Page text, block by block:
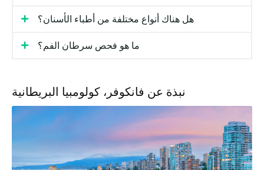
هل هناك أنواع مختلفة من أطباء الأسنان؟
ما هو فحص سرطان الفم؟
نبذة عن فانكوفر، كولومبيا البريطانية